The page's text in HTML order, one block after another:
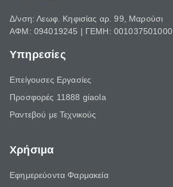
Δ/νση: Λεωφ. Κηφισίας αρ. 99, Μαρούσι
ΑΦΜ: 094019245 | ΓΕΜΗ: 001037501000
Υπηρεσίες
Επείγουσες Εργασίες
Προσφορές 11888 giaola
Ραντεβού με Τεχνικούς
Χρήσιμα
Εφημερεύοντα Φαρμακεία